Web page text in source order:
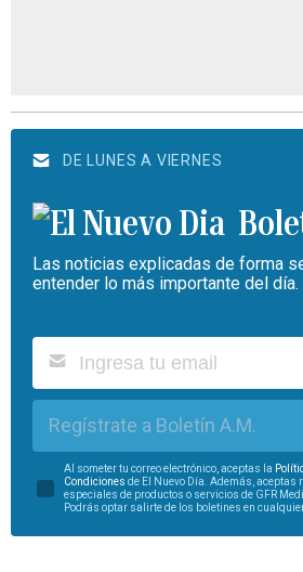
DE LUNES A VIERNES
Las noticias explicadas de forma
entender lo más importante del día.
Regístrate a Boletín A.M.
Al someter tu correo electrónico, aceptas la
Condiciones de El Nuevo Día. Además,
especiales de productos o servicios de GFR
Podrás optar salirte de los boletines en